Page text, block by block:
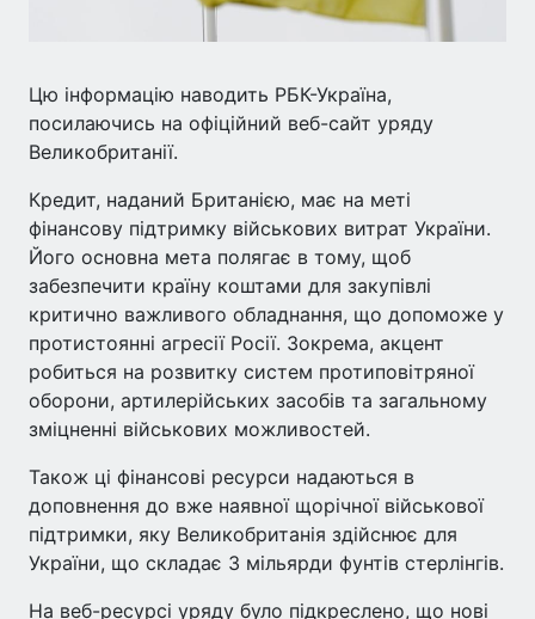
Цю інформацію наводить РБК-Україна,
посилаючись на офіційний веб-сайт уряду
Великобританії.
Кредит, наданий Британією, має на меті
фінансову підтримку військових витрат України.
Його основна мета полягає в тому, щоб
забезпечити країну коштами для закупівлі
критично важливого обладнання, що допоможе у
протистоянні агресії Росії. Зокрема, акцент
робиться на розвитку систем протиповітряної
оборони, артилерійських засобів та загальному
зміцненні військових можливостей.
Також ці фінансові ресурси надаються в
доповнення до вже наявної щорічної військової
підтримки, яку Великобританія здійснює для
України, що складає 3 мільярди фунтів стерлінгів.
На веб-ресурсі уряду було підкреслено, що нові